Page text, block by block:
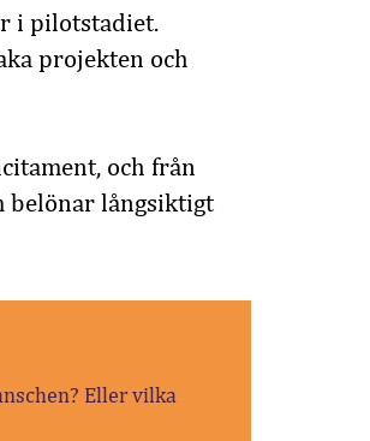
i pilotstadiet.
projekten och
och från
belönar långsiktigt
Eller vilka